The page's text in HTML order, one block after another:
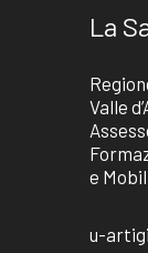
La
Valle
e
u-